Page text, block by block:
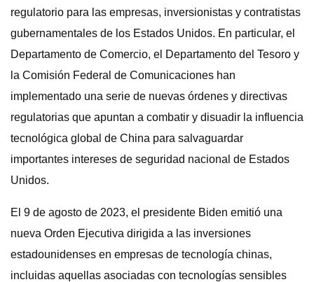
regulatorio para las empresas, inversionistas y contratistas
gubernamentales de los Estados Unidos. En particular, el
Departamento de Comercio, el Departamento del Tesoro y
la Comisión Federal de Comunicaciones han
implementado una serie de nuevas órdenes y directivas
regulatorias que apuntan a combatir y disuadir la influencia
tecnológica global de China para salvaguardar
importantes intereses de seguridad nacional de Estados
Unidos.
El 9 de agosto de 2023, el presidente Biden emitió una
nueva Orden Ejecutiva dirigida a las inversiones
estadounidenses en empresas de tecnología chinas,
incluidas aquellas asociadas con tecnologías sensibles